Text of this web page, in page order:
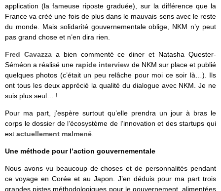
application (la fameuse riposte graduée), sur la différence que la
France va créé une fois de plus dans le mauvais sens avec le reste
du monde. Mais solidarité gouvernementale oblige, NKM n’y peut
pas grand chose et n’en dira rien.
Fred Cavazzaa bien commenté ce diner et Natasha Quester-
Séméon a réalisé une rapide interview de NKM sur place et publié
quelques photos (c’était un peu relâche pour moi ce soir là…). Ils
ont tous les deux apprécié la qualité du dialogue avec NKM. Je ne
suis plus seul… !
Pour ma part, j’espère surtout qu’elle prendra un jour à bras le
corps le dossier de l’écosystème de l’innovation et des startups qui
est actuellement malmené
Une méthode pour l’action gouvernementale
Nous avons vu beaucoup de choses et de personnalités pendant
ce voyage en Corée et au Japon. J’en déduis pour ma part trois
grandes pistes méthodologiques pour le gouvernement, alimentées